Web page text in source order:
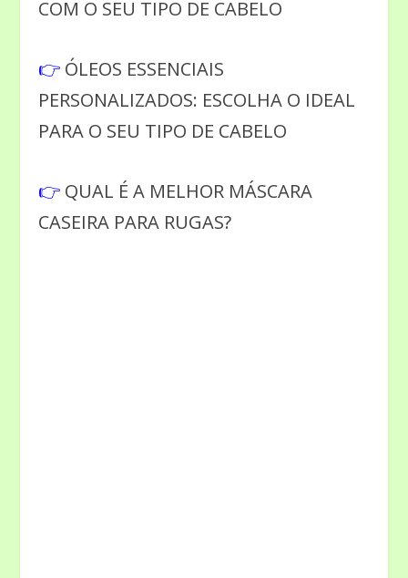
COM O SEU TIPO DE CABELO
👉 ÓLEOS ESSENCIAIS
PERSONALIZADOS: ESCOLHA O IDEAL
PARA O SEU TIPO DE CABELO
👉 QUAL É A MELHOR MÁSCARA
CASEIRA PARA RUGAS?